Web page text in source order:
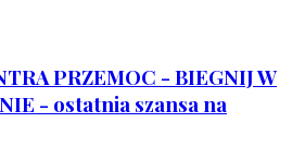
PRZEMOC - BIEGNIJ W
- ostatnia szansa na